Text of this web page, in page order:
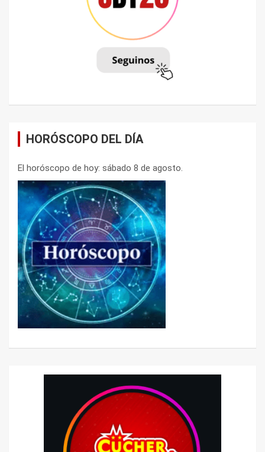
HORÓSCOPO DEL DÍA
El horóscopo de hoy: sábado 8 de agosto.